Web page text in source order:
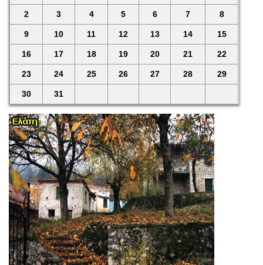
2 3 4 5 6 7 8
9 10 11 12 13 14 15
16 17 18 19 20 21 22
23 24 25 26 27 28 29
30 31